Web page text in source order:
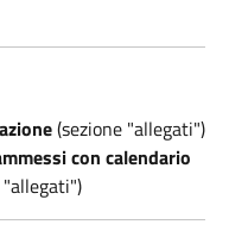
(sezione "allegati")
con calendario
"allegati")